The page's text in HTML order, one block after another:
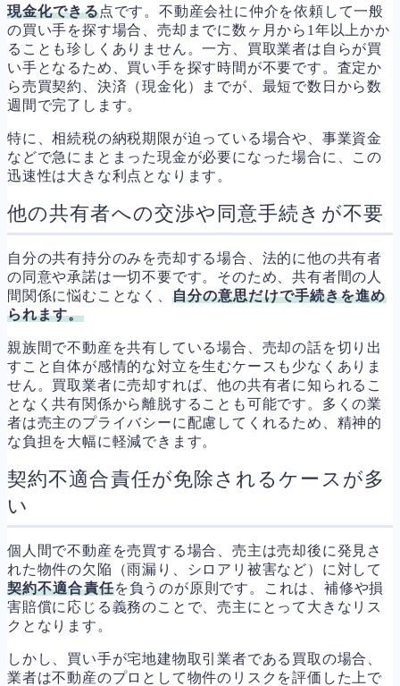
現金化できる点です。不動産会社に仲介を依頼して一般
の買い手を探す場合、売却までに数ヶ月から1年以上かか
ることも珍しくありません。一方、買取業者は自らが買
い手となるため、買い手を探す時間が不要です。査定か
ら売買契約、決済（現金化）までが、最短で数日から数
週間で完了します。
特に、相続税の納税期限が迫っている場合や、事業資金
などで急にまとまった現金が必要になった場合に、この
迅速性は大きな利点となります。
他の共有者への交渉や同意手続きが不要
自分の共有持分のみを売却する場合、法的に他の共有者
の同意や承諾は一切不要です。そのため、共有者間の人
間関係に悩むことなく、 自分の意思だけで手続きを進め
られます。
親族間で不動産を共有している場合、売却の話を切り出
すこと自体が感情的な対立を生むケースも少なくありま
せん。買取業者に売却すれば、他の共有者に知られるこ
となく共有関係から離脱することも可能です。多くの業
者は売主のプライバシーに配慮してくれるため、精神的
な負担を大幅に軽減できます。
契約不適合責任が免除されるケースが多
い
個人間で不動産を売買する場合、売主は売却後に発見さ
れた物件の欠陥（雨漏り、シロアリ被害など）に対して
契約不適合責任を負うのが原則です。これは、補修や損
害賠償に応じる義務のことで、売主にとって大きなリス
クとなります。
しかし、買い手が宅地建物取引業者である買取の場合、
業者は不動産のプロとして物件のリスクを評価した上で